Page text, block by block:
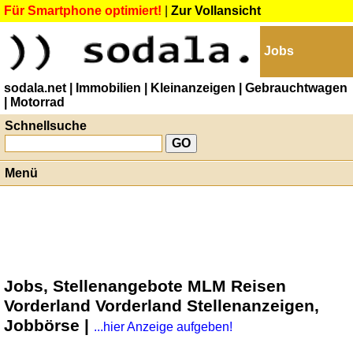
Für Smartphone optimiert! Zur Vollansicht
Jobs
sodala.net | Immobilien | Kleinanzeigen
| Gebrauchtwagen
| Motorrad
Schnellsuche
Menü
Jobs, Stellenangebote MLM Reisen
Vorderland Vorderland Stellenanzeigen,
Jobbörse | ...hier Anzeige aufgeben!